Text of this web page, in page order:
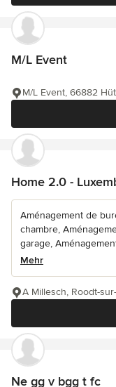
M/L Event
M/L Event, 66882
Home 2.0 -
Aménagement de
chambre,
garage,
Mehr
A Millesch, Roodt-
Ne gg v bgg t fc